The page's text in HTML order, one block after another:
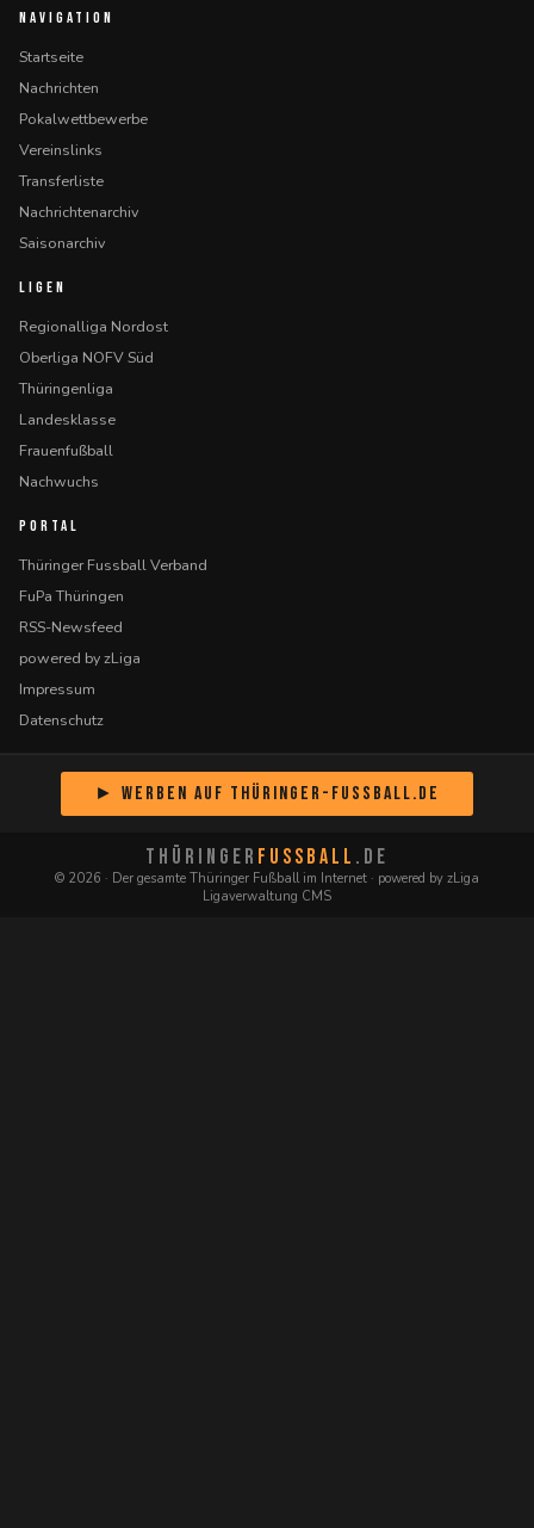
NAVIGATION
Startseite
Nachrichten
Pokalwettbewerbe
Vereinslinks
Transferliste
Nachrichtenarchiv
Saisonarchiv
LIGEN
Regionalliga Nordost
Oberliga NOFV Süd
Thüringenliga
Landesklasse
Frauenfußball
Nachwuchs
PORTAL
Thüringer Fussball Verband
FuPa Thüringen
RSS-Newsfeed
powered by zLiga
Impressum
Datenschutz
► Werben auf Thüringer-Fussball.de
THÜRINGER FUSSBALL .DE
© 2026 · Der gesamte Thüringer Fußball im Internet · powered by zLiga
Ligaverwaltung CMS